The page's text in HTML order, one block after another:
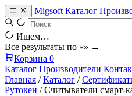
Migsoft Каталог
Ищем…
Все результаты по «» →
Корзина 0
Каталог Производители
Главная / Каталог /
Рутокен / Считыватели смарт-